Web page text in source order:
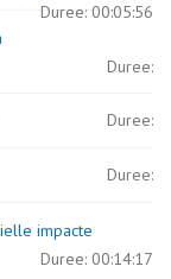
Duree: 00:05:56
Duree:
Duree:
Duree:
impacte
Duree: 00:14:17